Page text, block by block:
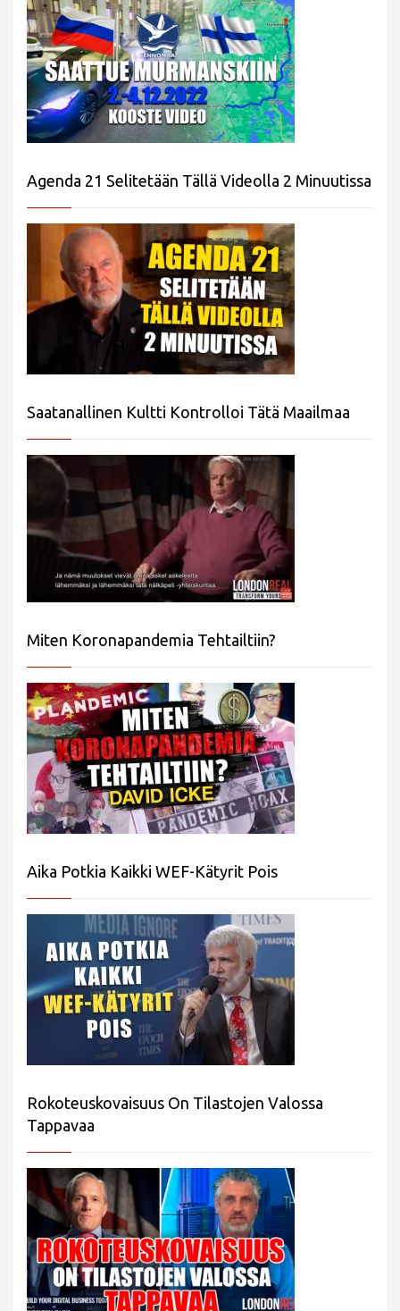
Agenda 21 Selitetään Tällä Videolla 2 Minuutissa
Saatanallinen Kultti Kontrolloi Tätä Maailmaa
Miten Koronapandemia Tehtailtiin?
Aika Potkia Kaikki WEF-Kätyrit Pois
Rokoteuskovaisuus On Tilastojen Valossa
Tappavaa